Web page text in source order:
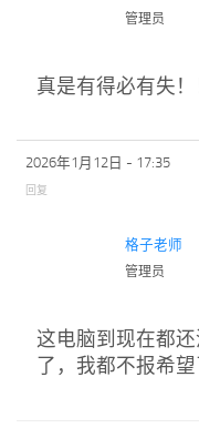
管理员
真是有得必有失！
2026年1月12日 - 17:35
回复
格子老师
管理员
这电脑到现在都
了，我都不报希望